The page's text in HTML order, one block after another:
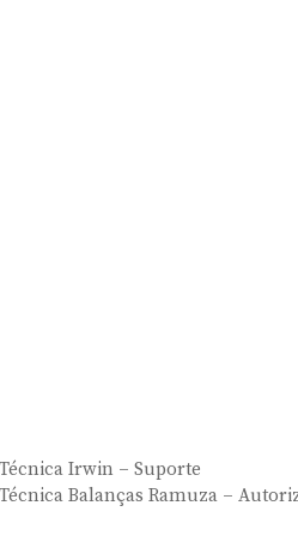
Irwin – Suporte
Balanças Ramuza –